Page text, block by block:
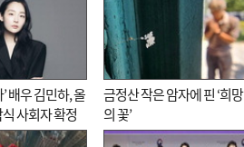
배우 김민하, 올
사회자 확정
금정산 작은 암자에 핀 ‘희망
의 꽃’